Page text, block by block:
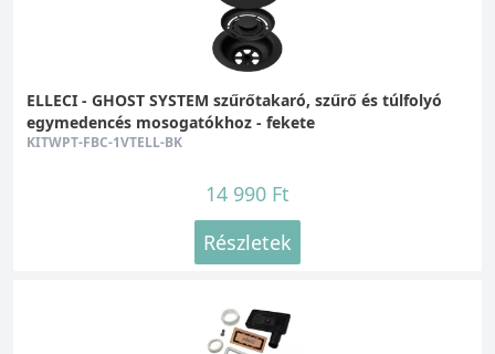
ELLECI - GHOST SYSTEM szűrőtakaró, szűrő és túlfolyó
egymedencés mosogatókhoz - fekete
KITWPT-FBC-1VTELL-BK
14 990 Ft
Részletek